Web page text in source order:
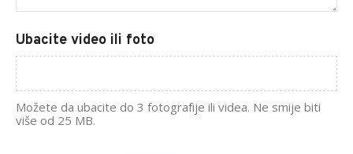
Ubacite video ili foto
Možete da ubacite do 3 fotografije ili videa. Ne smije biti
više od 25 MB.